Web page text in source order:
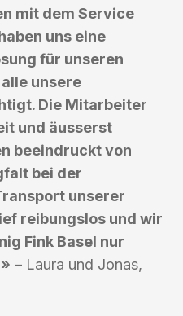
mit dem Service
uns eine
für unseren
unsere
Die Mitarbeiter
und äusserst
beeindruckt von
bei der
unserer
reibungslos und wir
Fink Basel nur
– Laura und Jonas,